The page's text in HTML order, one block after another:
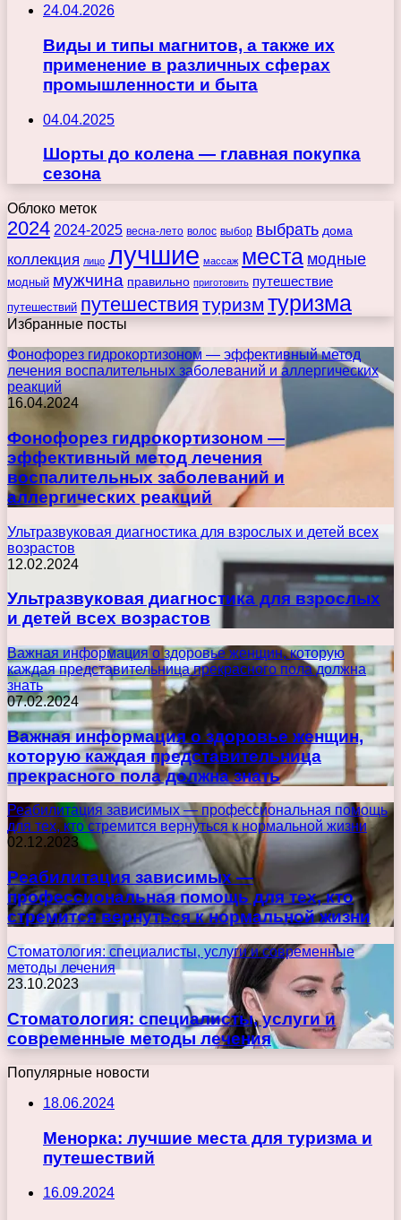
24.04.2026
Виды и типы магнитов, а также их
применение в различных сферах
промышленности и быта
04.04.2025
Шорты до колена — главная покупка
сезона
Облоко меток
2024 2024-2025 весна-лето волос выбор выбрать дома
коллекция лицо лучшие массаж места модные
модный мужчина правильно приготовить путешествие
путешествий путешествия туризм туризма
Избранные посты
Фонофорез гидрокортизоном — эффективный метод
лечения воспалительных заболеваний и аллергических
реакций
16.04.2024
Фонофорез гидрокортизоном —
эффективный метод лечения
воспалительных заболеваний и
аллергических реакций
Ультразвуковая диагностика для взрослых и детей всех
возрастов
12.02.2024
Ультразвуковая диагностика для взрослых
и детей всех возрастов
Важная информация о здоровье женщин, которую
каждая представительница прекрасного пола должна
знать
07.02.2024
Важная информация о здоровье женщин,
которую каждая представительница
прекрасного пола должна знать
Реабилитация зависимых — профессиональная помощь
для тех, кто стремится вернуться к нормальной жизни
02.12.2023
Реабилитация зависимых —
профессиональная помощь для тех, кто
стремится вернуться к нормальной жизни
Стоматология: специалисты, услуги и современные
методы лечения
23.10.2023
Стоматология: специалисты, услуги и
современные методы лечения
Популярные новости
18.06.2024
Менорка: лучшие места для туризма и
путешествий
16.09.2024